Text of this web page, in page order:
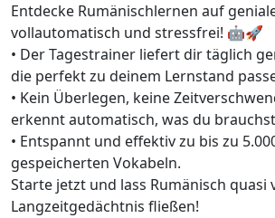
Entdecke Rumänischlernen auf
vollautomatisch und stressfrei! 🤖🚀
• Der Tagestrainer liefert dir täglich
die perfekt zu deinem Lernstand
• Kein Überlegen, keine
erkennt automatisch, was du
• Entspannt und effektiv zu bis zu
gespeicherten Vokabeln.
Starte jetzt und lass Rumänisch quasi
Langzeitgedächtnis fließen!